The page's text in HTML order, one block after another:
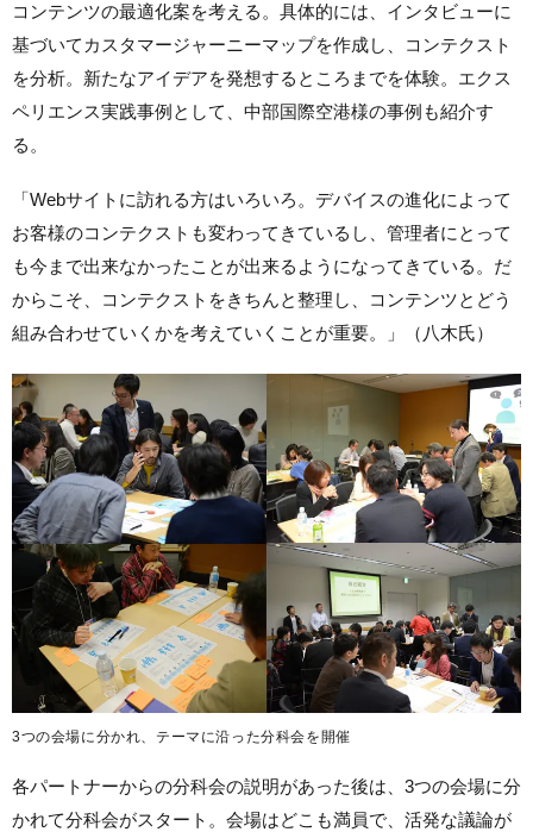
コンテンツの最適化案を考える。具体的には、インタビューに
基づいてカスタマージャーニーマップを作成し、コンテクスト
を分析。新たなアイデアを発想するところまでを体験。エクス
ペリエンス実践事例として、中部国際空港様の事例も紹介す
る。
「Webサイトに訪れる方はいろいろ。デバイスの進化によって
お客様のコンテクストも変わってきているし、管理者にとって
も今まで出来なかったことが出来るようになってきている。だ
からこそ、コンテクストをきちんと整理し、コンテンツとどう
組み合わせていくかを考えていくことが重要。」（八木氏）
3つの会場に分かれ、テーマに沿った分科会を開催
各パートナーからの分科会の説明があった後は、3つの会場に分
かれて分科会がスタート。会場はどこも満員で、活発な議論が